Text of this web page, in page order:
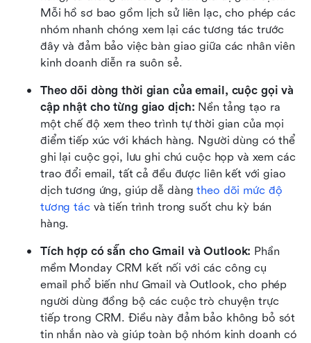
Mỗi hồ sơ bao gồm lịch sử liên lạc, cho phép các
nhóm nhanh chóng xem lại các tương tác trước
đây và đảm bảo việc bàn giao giữa các nhân viên
kinh doanh diễn ra suôn sẻ.
Theo dõi dòng thời gian của email, cuộc gọi và
cập nhật cho từng giao dịch: Nền tảng tạo ra
một chế độ xem theo trình tự thời gian của mọi
điểm tiếp xúc với khách hàng. Người dùng có thể
ghi lại cuộc gọi, lưu ghi chú cuộc họp và xem các
trao đổi email, tất cả đều được liên kết với giao
dịch tương ứng, giúp dễ dàng theo dõi mức độ
tương tác và tiến trình trong suốt chu kỳ bán
hàng.
Tích hợp có sẵn cho Gmail và Outlook: Phần
mềm Monday CRM kết nối với các công cụ
email phổ biến như Gmail và Outlook, cho phép
người dùng đồng bộ các cuộc trò chuyện trực
tiếp trong CRM. Điều này đảm bảo không bỏ sót
tin nhắn nào và giúp toàn bộ nhóm kinh doanh có